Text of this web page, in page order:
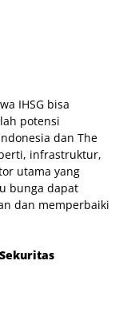
IHSG bisa
potensi
dan The
infrastruktur,
utama yang
bunga dapat
dan memperbaiki